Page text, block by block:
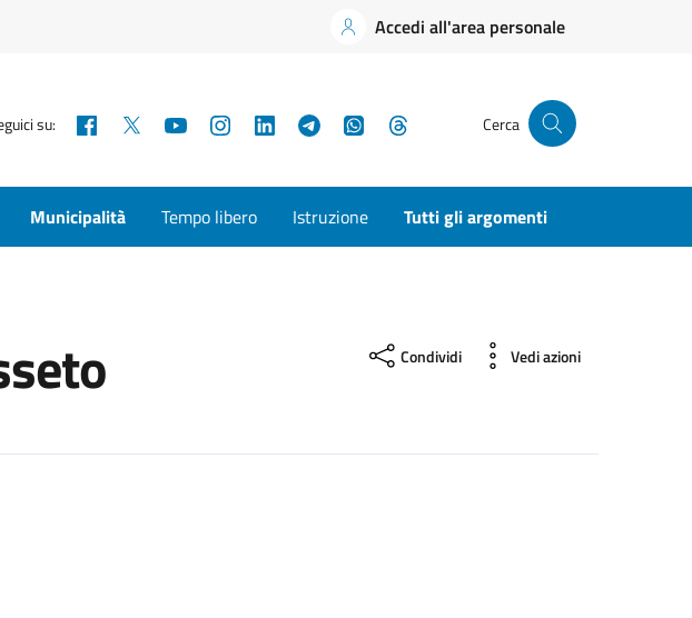
Accedi all'area personale
su: Facebook YouTubeInstagramLinkedInTelegramWhatsApp Cerca
Municipalità Tempo libero Istruzione Tutti gli argomenti
Condividi Vedi azioni